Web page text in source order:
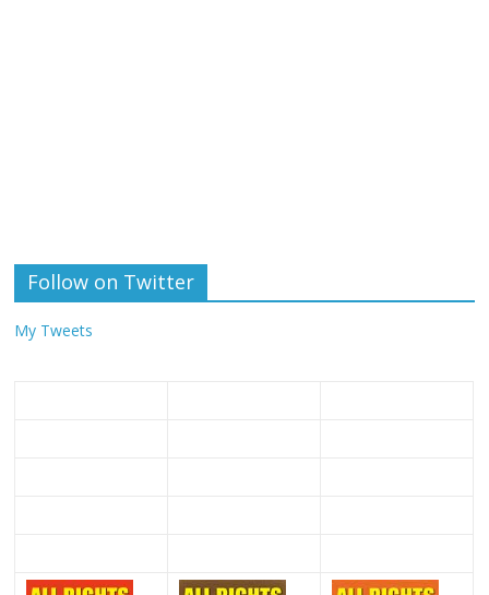
Follow on Twitter
My Tweets